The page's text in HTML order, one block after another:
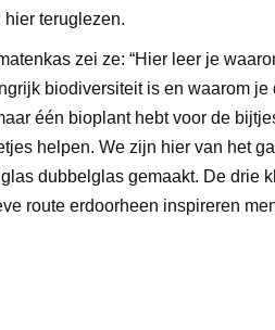
hierteruglezen.
zei ze: “Hier leer je
biodiversiteit is en waarom
één bioplant hebt voor de
helpen. We zijn hier van het
dubbelglas gemaakt. De drie
route erdoorheen inspireren